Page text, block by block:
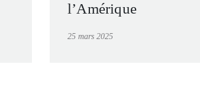
l’Amérique
25 mars 2025